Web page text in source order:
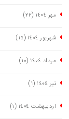
مهر ١٤٠٤ (٢٢)
شهریور ١٤٠٤ (١٥)
مرداد ١٤٠٤ (١٠)
تیر ١٤٠٤ (١)
اردیبهشت ١٤٠٤ (١)